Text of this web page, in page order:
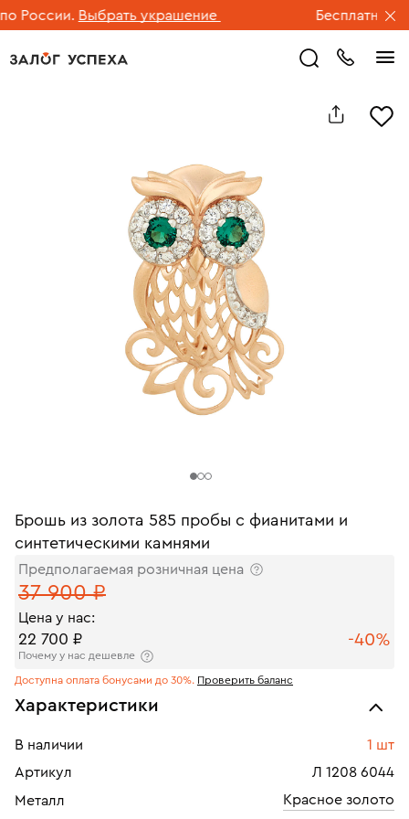
России. Выбрать украшение Бесплатная
Брошь из золота 585 пробы с фианитами и
синтетическими камнями
Предполагаемая розничная цена
37 900 ₽
Цена у нас:
22 700 ₽ -40%
Почему у нас дешевле
Доступна оплата бонусами до 30%. Проверить баланс
Характеристики
В наличии
1 шт
Артикул
Л 1208 6044
Металл
Красное золото